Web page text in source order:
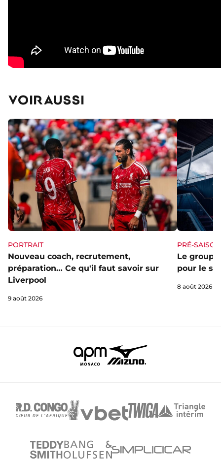
VOIR AUSSI
PORTRAIT
Nouveau coach, recrutement,
préparation… Ce qu'il faut savoir sur
Liverpool
9 août 2026
PRÉ-SAISON
Le groupe
pour le
8 août 2026